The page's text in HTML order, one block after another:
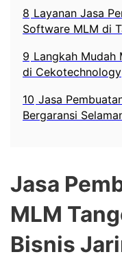
8 Layanan Jasa
Software MLM di
9 Langkah Mudah
di Cekotechnology
10 Jasa
Bergaransi
Jasa
MLM
Bisnis